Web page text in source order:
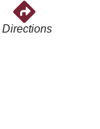
Directions